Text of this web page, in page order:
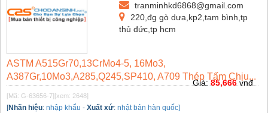
tranminhkd6868@gmail.com
220,đg gò dưa,kp2,tam bình,tp
thủ đức,tp hcm
ASTM A515Gr70,13CrMo4-5, 16Mo3,
A387Gr,10Mo3,A285,Q245,SP410, A709 Thép Tấm Chịu...
[Mã: G-63656-7] [xem: 2648]
[Nhãn hiệu: nhập khẩu - Xuất xứ: nhật bản hàn quốc]
Giá:85,666vnđ